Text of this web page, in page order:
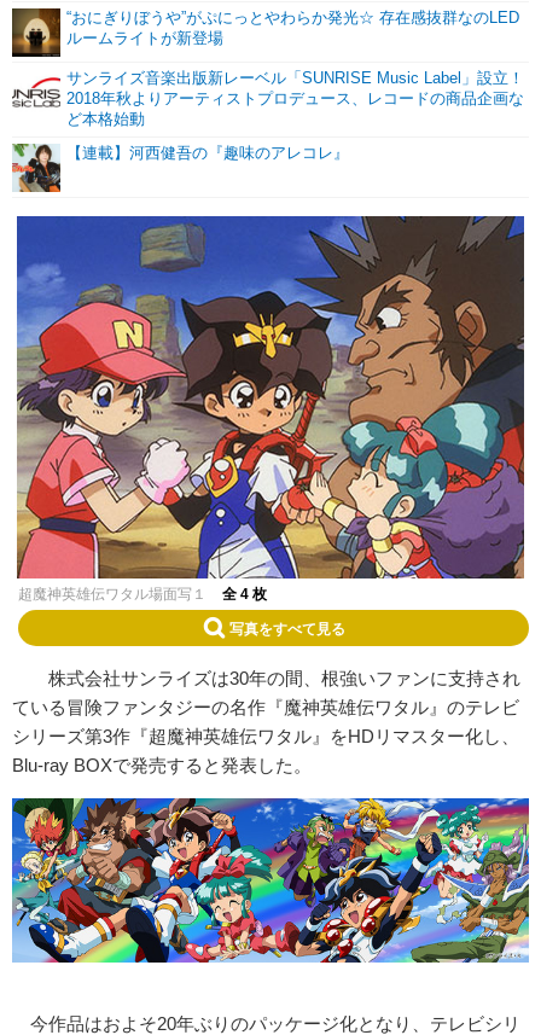
“おにぎりぼうや”がぷにっとやわらか発光☆ 存在感抜群なのLED
ルームライトが新登場
サンライズ音楽出版新レーベル「SUNRISE Music Label」設立！
2018年秋よりアーティストプロデュース、レコードの商品企画な
ど本格始動
【連載】河西健吾の『趣味のアレコレ』
超魔神英雄伝ワタル場面写１ 全 4 枚
写真をすべて見る
株式会社サンライズは30年の間、根強いファンに支持され
ている冒険ファンタジーの名作『魔神英雄伝ワタル』のテレビ
シリーズ第3作『超魔神英雄伝ワタル』をHDリマスター化し、
Blu-ray BOXで発売すると発表した。
今作品はおよそ20年ぶりのパッケージ化となり、テレビシリ